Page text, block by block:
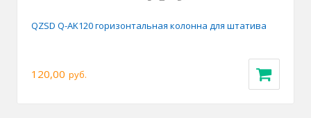
QZSD Q-AK120 горизонтальная колонна для штатива
120,00 руб.